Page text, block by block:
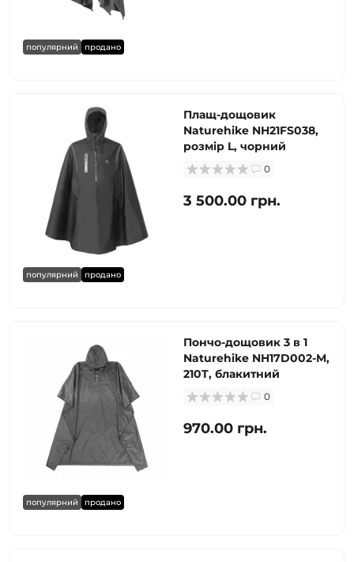
популярний продано
популярний продано
Плащ-дощовик
Naturehike NH21FS038,
розмір L, чорний
0
3 500.00 грн.
популярний продано
Пончо-дощовик 3 в 1
Naturehike NH17D002-M,
210T, блакитний
0
970.00 грн.